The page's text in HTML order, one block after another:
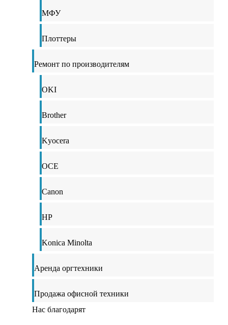
МФУ
Плоттеры
Ремонт по производителям
OKI
Brother
Kyocera
OCE
Canon
HP
Konica Minolta
Аренда оргтехники
Продажа офисной техники
Нас благодарят